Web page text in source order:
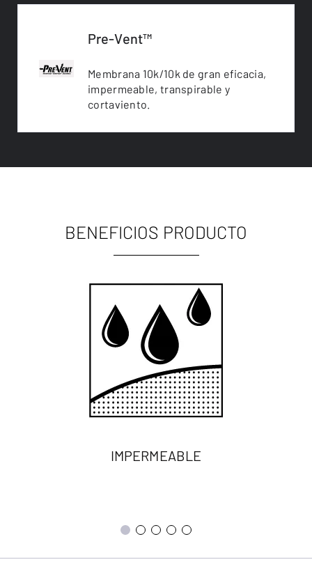
Pre-Vent™
Membrana 10k/10k de gran eficacia,
impermeable, transpirable y
cortaviento.
BENEFICIOS PRODUCTO
IMPERMEABLE